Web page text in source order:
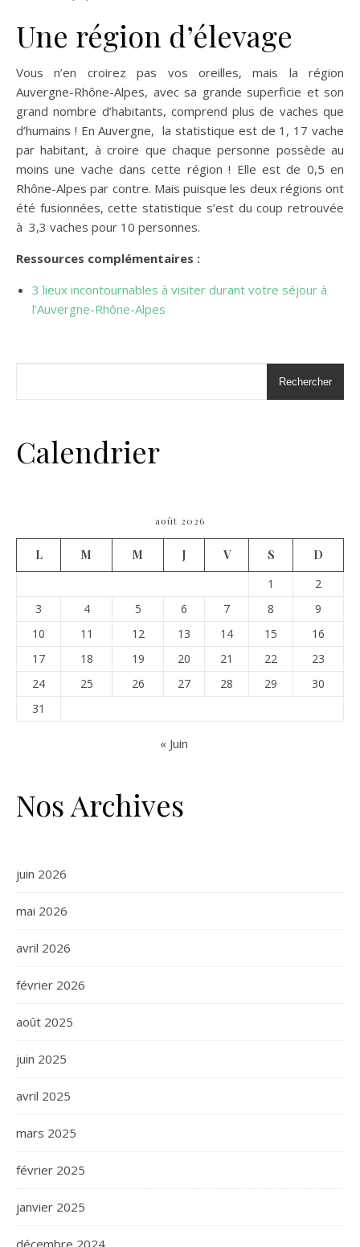
Une région d’élevage
Vous n’en croirez pas vos oreilles, mais la région
Auvergne-Rhône-Alpes, avec sa grande superficie et son
grand nombre d’habitants, comprend plus de vaches que
d’humains ! En Auvergne, la statistique est de 1, 17 vache
par habitant, à croire que chaque personne possède au
moins une vache dans cette région ! Elle est de 0,5 en
Rhône-Alpes par contre. Mais puisque les deux régions ont
été fusionnées, cette statistique s’est du coup retrouvée
à 3,3 vaches pour 10 personnes.
Ressources complémentaires :
3 lieux incontournables à visiter durant votre séjour à
l’Auvergne-Rhône-Alpes
Rechercher
Calendrier
août 2026
L M M J V S
D
1
2
3
4 5 6 7 8
9
10
11 12 13 14 15
16
17
18 19 20 21 22
23
24
25 26 27 28 29
30
31
« Juin
Nos Archives
juin 2026
mai 2026
avril 2026
février 2026
août 2025
juin 2025
avril 2025
mars 2025
février 2025
janvier 2025